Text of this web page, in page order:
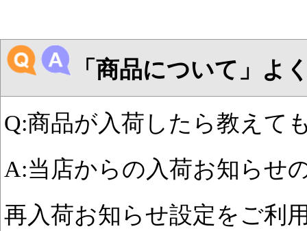
「商品について」よ
Q:商品が入荷したら教えて
A:当店からの入荷お知らせ
再入荷お知らせ設定をご利